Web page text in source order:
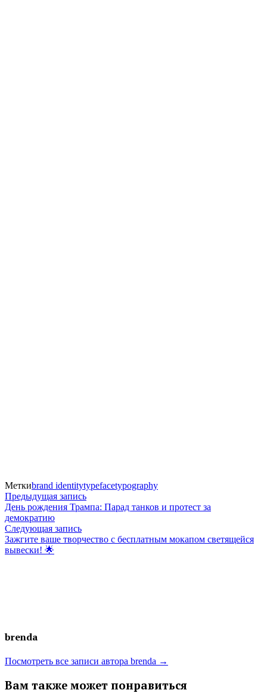
Меткиbrand identitytypefacetypography
Навигация
по
записям
Предыдущая записьПредыдущая
запись:
День рождения Трампа: Парад танков и протест за
демократию
Следующая записьСледующая
запись:
Зажгите ваше творчество с бесплатным мокапом светящейся
вывески! 🌟
brenda
Посмотреть все записи автора brenda →
Вам также может понравиться